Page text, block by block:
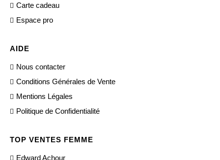
Carte cadeau
Espace pro
AIDE
Nous contacter
Conditions Générales de Vente
Mentions Légales
Politique de Confidentialité
TOP VENTES FEMME
Edward Achour